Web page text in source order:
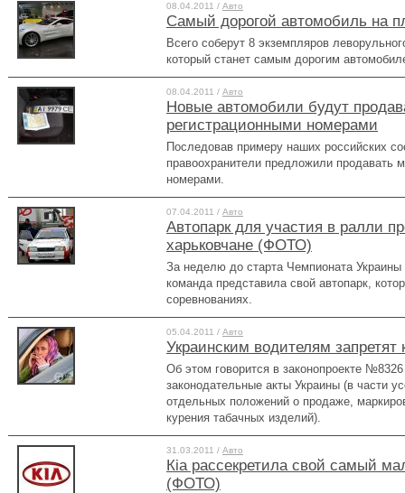
08.04.2011 / Авто
Самый дорогой автомобиль на
Всего соберут 8 экземпляров
который станет самым дорогим
08.04.2011 / Авто
Новые автомобили будут
регистрационными номерами
Последовав примеру наших российских
правоохранители предложили продавать
номерами.
07.04.2011 / Авто
Автопарк для участия в ралли
харьковчане (ФОТО)
За неделю до старта Чемпионата Украины
команда представила свой автопарк,
соревнованиях.
05.04.2011 / Авто
Украинским водителям запретят
Об этом говорится в законопроекте
законодательные акты Украины (в части
отдельных положений о продаже,
курения табачных изделий).
31.03.2011 / Авто
Кia рассекретила свой самый
(ФОТО)